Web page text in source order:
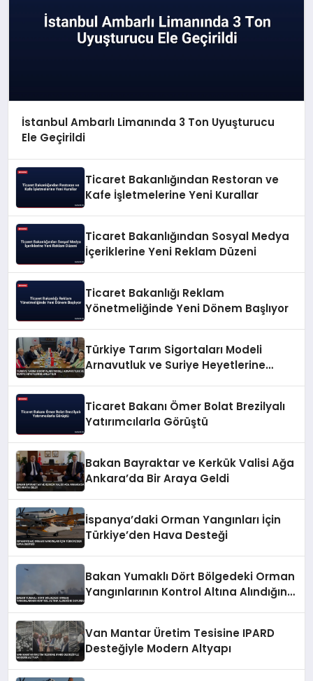
İstanbul Ambarlı Limanında 3 Ton Uyuşturucu
Ele Geçirildi
Ticaret Bakanlığından Restoran ve
Kafe İşletmelerine Yeni Kurallar
Ticaret Bakanlığından Sosyal Medya
İçeriklerine Yeni Reklam Düzeni
Ticaret Bakanlığı Reklam
Yönetmeliğinde Yeni Dönem Başlıyor
Türkiye Tarım Sigortaları Modeli
Arnavutluk ve Suriye Heyetlerine
Ticaret Bakanı Ömer Bolat Brezilyalı
Yatırımcılarla Görüştü
Bakan Bayraktar ve Kerkük Valisi Ağa
Ankara’da Bir Araya Geldi
İspanya’daki Orman Yangınları İçin
Türkiye’den Hava Desteği
Bakan Yumaklı Dört Bölgedeki Orman
Yangınlarının Kontrol Altına Alındığını
Van Mantar Üretim Tesisine IPARD
Desteğiyle Modern Altyapı